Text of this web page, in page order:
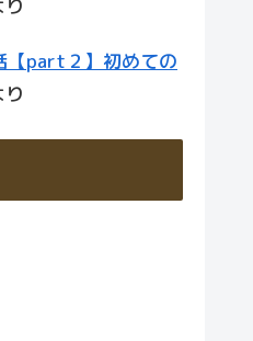
り
【part２】初めての
り